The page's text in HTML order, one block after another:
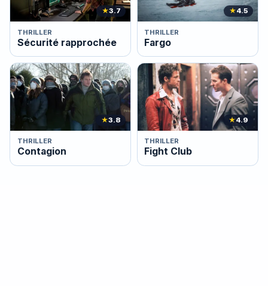
★3.7
THRILLER
Sécurité rapprochée
★4.5
THRILLER
Fargo
★3.8
THRILLER
Contagion
★4.9
THRILLER
Fight Club